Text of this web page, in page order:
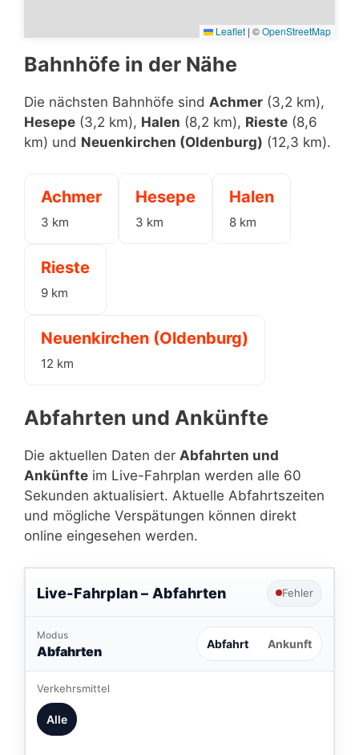
Leaflet | ©OpenStreetMap
Bahnhöfe in der Nähe
Die nächsten Bahnhöfe sind Achmer (3,2 km),
Hesepe (3,2 km), Halen (8,2 km), Rieste (8,6
km) und Neuenkirchen (Oldenburg) (12,3 km).
Achmer
3 km
Hesepe
3 km
Halen
8 km
Rieste
9 km
Neuenkirchen (Oldenburg)
12 km
Abfahrten und Ankünfte
Die aktuellen Daten der Abfahrten und
Ankünfte im Live-Fahrplan werden alle 60
Sekunden aktualisiert. Aktuelle Abfahrtszeiten
und mögliche Verspätungen können direkt
online eingesehen werden.
Live-Fahrplan – Abfahrten Fehler
Modus
Abfahrten Abfahrt Ankunft
Verkehrsmittel
Alle